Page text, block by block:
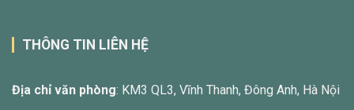
THÔNG TIN LIÊN HỆ
Địa chỉ văn phòng: KM3 QL3, Vĩnh Thanh, Đông Anh, Hà Nội